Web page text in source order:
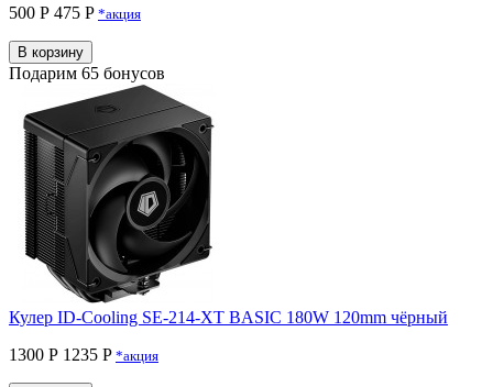
500 Р 475 P *акция
В корзину
Подарим 65 бонусов
Кулер ID-Cooling SE-214-XT BASIC 180W 120mm чёрный
1300 Р 1235 P *акция